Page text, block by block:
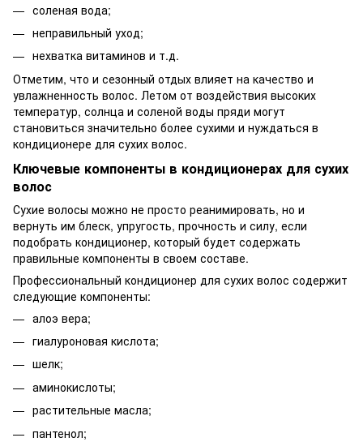
соленая вода;
неправильный уход;
нехватка витаминов и т.д.
Отметим, что и сезонный отдых влияет на качество и
увлажненность волос. Летом от воздействия высоких
температур, солнца и соленой воды пряди могут
становиться значительно более сухими и нуждаться в
кондиционере для сухих волос.
Ключевые компоненты в кондиционерах для сухих
волос
Сухие волосы можно не просто реанимировать, но и
вернуть им блеск, упругость, прочность и силу, если
подобрать кондиционер, который будет содержать
правильные компоненты в своем составе.
Профессиональный кондиционер для сухих волос содержит
следующие компоненты:
алоэ вера;
гиалуроновая кислота;
шелк;
аминокислоты;
растительные масла;
пантенол;